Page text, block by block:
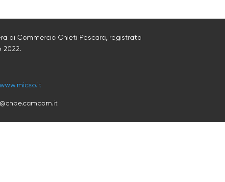
di Commercio Chieti Pescara, registrata
2022.
www.micso.it